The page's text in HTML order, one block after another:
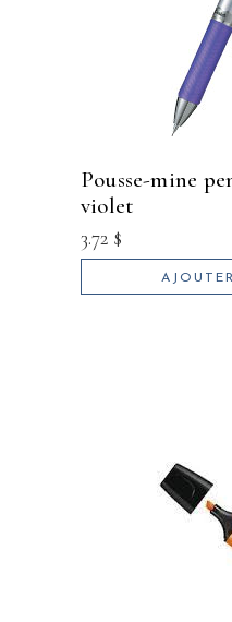
pousse-mine pentel energize 0.5
violet
3.72 $